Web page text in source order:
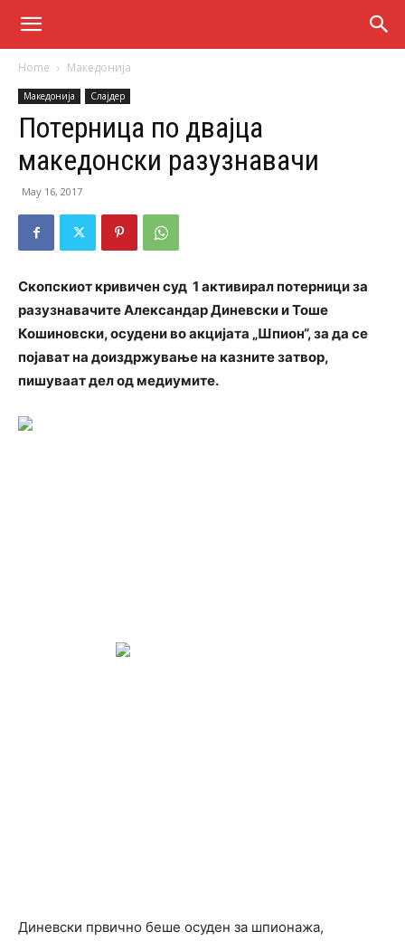
Home Македонија
Македонија Слајдер
Потерница по двајца
македонски разузнавачи
May 16, 2017
Скопскиот кривичен суд 1 активирал потерници за
разузнавачите Александар Диневски и Тоше
Кошиновски, осудени во акцијата „Шпион“, за да се
појават на доиздржување на казните затвор,
пишуваат дел од медиумите.
Диневски првично беше осуден за шпионажа,